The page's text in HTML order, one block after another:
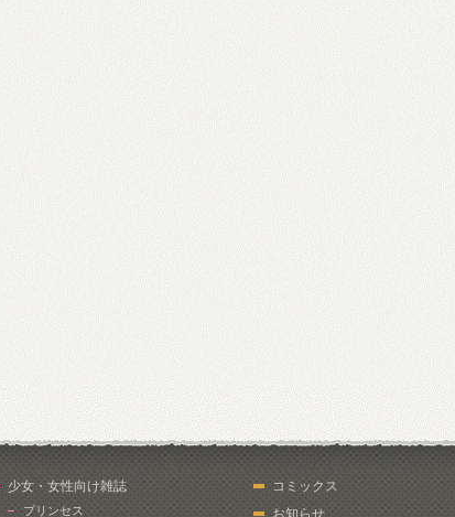
少女・女性向け雑誌
プリンセス
コミックス
お知らせ